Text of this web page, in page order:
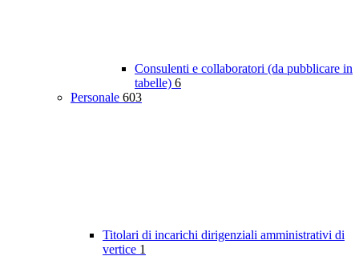
Consulenti e collaboratori (da pubblicare in
tabelle) 6
Personale 603
Titolari di incarichi dirigenziali amministrativi di
vertice 1